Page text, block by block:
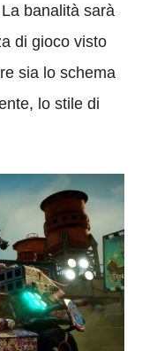
banalità sarà
di gioco visto
sia lo schema
lo stile di